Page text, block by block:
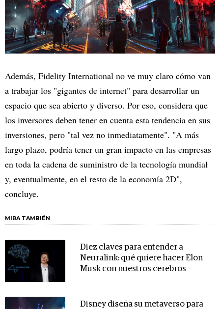
Además, Fidelity International no ve muy claro cómo van
a trabajar los "gigantes de internet" para desarrollar un
espacio que sea abierto y diverso. Por eso, considera que
los inversores deben tener en cuenta esta tendencia en sus
inversiones, pero "tal vez no inmediatamente". "A más
largo plazo, podría tener un gran impacto en las empresas
en toda la cadena de suministro de la tecnología mundial
y, eventualmente, en el resto de la economía 2D",
concluye.
MIRA TAMBIÉN
Diez claves para entender a
Neuralink: qué quiere hacer Elon
Musk con nuestros cerebros
Disney diseña su metaverso para